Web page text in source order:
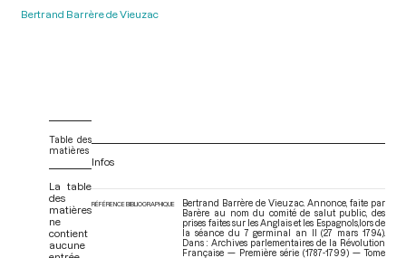
Bertrand Barrère de Vieuzac
Table des
matières
La table
des
matières
ne
contient
aucune
Infos
RÉFÉRENCE BIBLIOGRAPHIQUE
Bertrand Barrère de Vieuzac. Annonce, faite par
Barère au nom du comité de salut public, des
prises faites sur les Anglais et les Espagnols,lors de
la séance du 7 germinal an II (27 mars 1794).
Dans : Archives parlementaires de la Révolution
Française — Première série (1787-1799) — Tome